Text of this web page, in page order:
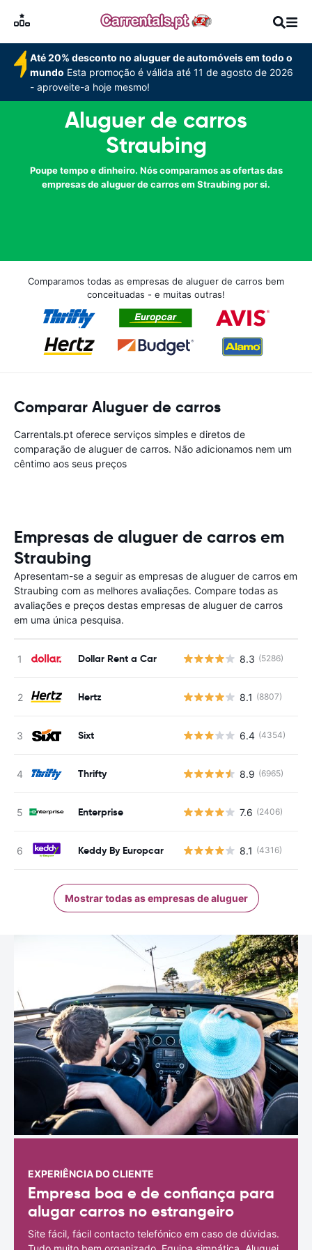
Até 20% desconto no aluguer de automóveis em todo o
mundo Esta promoção é válida até 11 de agosto de 2026
- aproveite-a hoje mesmo!
Aluguer de carros
Straubing
Poupe tempo e dinheiro. Nós comparamos as ofertas das
empresas de aluguer de carros em Straubing por si.
Comparamos todas as empresas de aluguer de carros bem
conceituadas - e muitas outras!
Comparar Aluguer de carros
Carrentals.pt oferece serviços simples e diretos de
comparação de aluguer de carros. Não adicionamos nem um
cêntimo aos seus preços
Empresas de aluguer de carros em
Straubing
Apresentam-se a seguir as empresas de aluguer de carros em
Straubing com as melhores avaliações. Compare todas as
avaliações e preços destas empresas de aluguer de carros
em uma única pesquisa.
Dollar Rent a Car 8.3 (5286)
Hertz 8.1 (8807)
Sixt 6.4 (4354)
Thrifty 8.9 (6965)
Enterprise 7.6 (2406)
Keddy By Europcar 8.1 (4316)
Mostrar todas as empresas de aluguer
EXPERIÊNCIA DO CLIENTE
Empresa boa e de confiança para
alugar carros no estrangeiro
Site fácil, fácil contacto telefónico em caso de dúvidas.